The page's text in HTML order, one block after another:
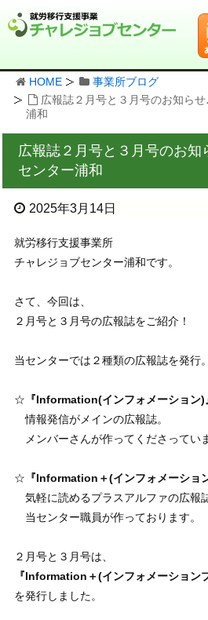
HOME
事業所ブログ
広報誌２月号と３月号のお知ら
浦和
広報誌２月号と３月号のお知
センター浦和
2025年3月14日
就労移行支援事業所
チャレジョブセンター浦和です。
さて、今回は、
２月号と３月号の広報誌をご紹介！
当センターでは２種類の広報誌を発行。
☆ 『Information(インフォメーション)
情報発信がメインの広報誌。
メンバーさんが作ってくださってい
☆ 『Information＋(インフォメーショ
気軽に読めるプラスアルファの広報誌
当センター職員が作っております。
２月号と３月号は、
『Information＋(インフォメーション
を発行しました。